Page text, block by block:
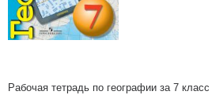
Рабочая тетрадь по географии за 7